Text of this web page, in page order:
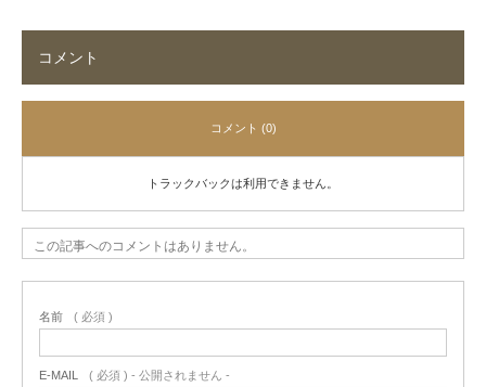
コメント
コメント (0)
トラックバックは利用できません。
この記事へのコメントはありません。
名前 ( 必須 )
E-MAIL ( 必須 ) - 公開されません -